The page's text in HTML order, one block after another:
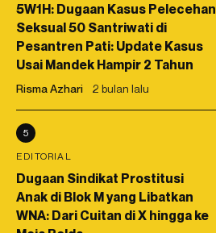
5W1H: Dugaan Kasus Pelecehan
Seksual 50 Santriwati di
Pesantren Pati: Update Kasus
Usai Mandek Hampir 2 Tahun
Risma Azhari 2 bulan lalu
5
EDITORIAL
Dugaan Sindikat Prostitusi
Anak di Blok M yang Libatkan
WNA: Dari Cuitan di X hingga ke